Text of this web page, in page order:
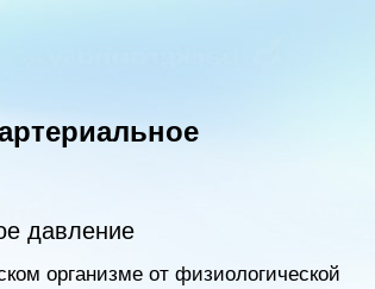
давление
организме от физиологической